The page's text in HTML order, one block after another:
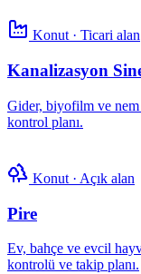
Konut · Ticari alan
Kanalizasyon
Gider, biyofilm ve nem
kontrol planı.
Konut · Açık alan
Pire
Ev, bahçe ve evcil
kontrolü ve takip planı.